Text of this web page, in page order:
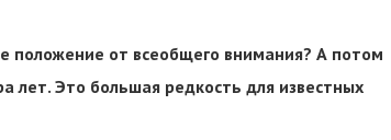
положение от всеобщего внимания? А потом
лет. Это большая редкость для известных